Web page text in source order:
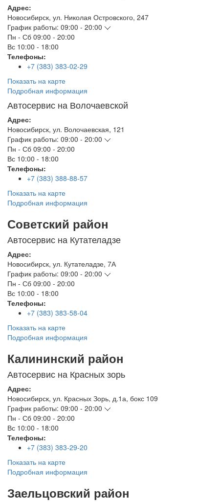
Адрес:
Новосибирск, ул. Николая Островского, 247
График работы: 09:00 - 20:00
Пн - Сб 09:00 - 20:00
Вс 10:00 - 18:00
Телефоны:
+7 (383) 383-02-29
Показать на карте
Подробная информация
Автосервис на Волочаевской
Адрес:
Новосибирск, ул. Волочаевская, 121
График работы: 09:00 - 20:00
Пн - Сб 09:00 - 20:00
Вс 10:00 - 18:00
Телефоны:
+7 (383) 388-88-57
Показать на карте
Подробная информация
Советский район
Автосервис на Кутателадзе
Адрес:
Новосибирск, ул. Кутателадзе, 7А
График работы: 09:00 - 20:00
Пн - Сб 09:00 - 20:00
Вс 10:00 - 18:00
Телефоны:
+7 (383) 383-58-04
Показать на карте
Подробная информация
Калининский район
Автосервис на Красных зорь
Адрес:
Новосибирск, ул. Красных Зорь, д.1а, бокс 109
График работы: 09:00 - 20:00
Пн - Сб 09:00 - 20:00
Вс 10:00 - 18:00
Телефоны:
+7 (383) 383-29-20
Показать на карте
Подробная информация
Заельцовский район